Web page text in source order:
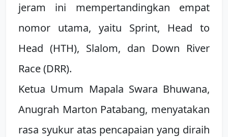
jeram ini mempertandingkan empat
nomor utama, yaitu Sprint, Head to
Head (HTH), Slalom, dan Down River
Race (DRR).
Ketua Umum Mapala Swara Bhuwana,
Anugrah Marton Patabang, menyatakan
rasa syukur atas pencapaian yang diraih